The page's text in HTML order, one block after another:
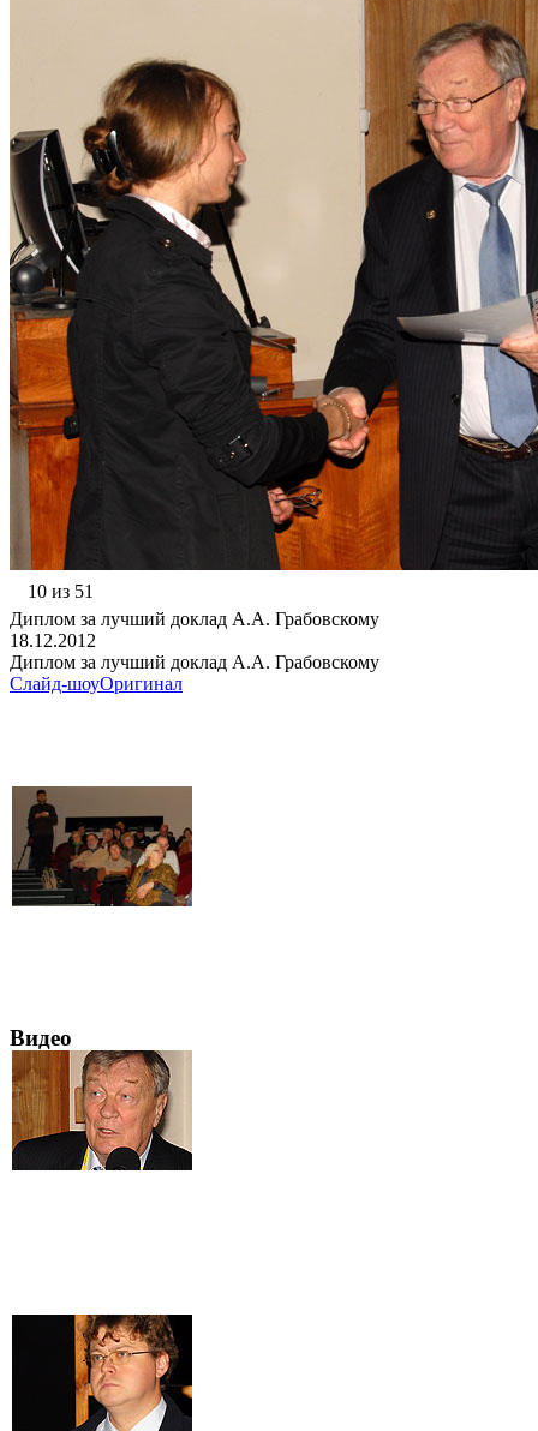
10 из 51
Диплом за лучший доклад А.А. Грабовскому
18.12.2012
Диплом за лучший доклад А.А. Грабовскому
Слайд-шоуОригинал
Видео